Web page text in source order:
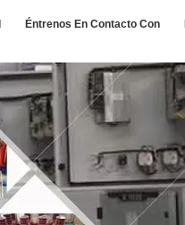
Éntrenos En Contacto Con